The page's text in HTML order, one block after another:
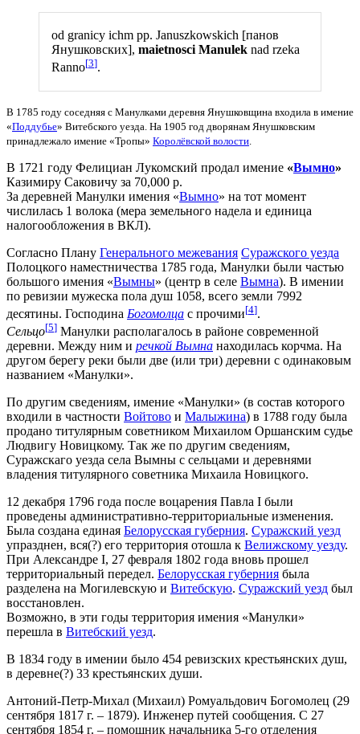
od granicy ichm pp. Januszkowskich [панов
Янушковских], maietnosci Manulek nad rzeka
Ranno[3].
В 1785 году соседняя с Манулками деревня Янушковщина входила в имение
«Поддубье» Витебского уезда. На 1905 год дворянам Янушковским
принадлежало имение «Тропы» Королёвской волости
В 1721 году Фелициан Лукомский продал имение «Вымно»
Казимиру Саковичу за 70,000 р.
За деревней Манулки имения «Вымно» на тот момент
числилась 1 волока (мера земельного надела и единица
налогообложения в ВКЛ).
Согласно Плану Генерального межевания Суражского уезда
Полоцкого наместничества 1785 года, Манулки были частью
большого имения «Вымны» (центр в селе Вымна). В имении
по ревизии мужеска пола душ 1058, всего земли 7992
десятины. Господина Богомолца с прочими[4].
Сельцо[5] Манулки располагалось в районе современной
деревни. Между ним и речкой Вымна находилась корчма. На
другом берегу реки были две (или три) деревни с одинаковым
названием «Манулки».
По другим сведениям, имение «Манулки» (в состав которого
входили в частности Войтово и Малыжина) в 1788 году была
продано титулярным советником Михаилом Оршанским судье
Людвигу Новицкому. Так же по другим сведениям,
Суражскаго уезда села Вымны с сельцами и деревнями
владения титулярного советника Михаила Новицкого.
12 декабря 1796 года после воцарения Павла I были
проведены административно-территориальные изменения.
Была создана единая Белорусская губерния. Суражский уезд
упразднен, вся(?) его территория отошла к Велижскому уезду.
При Александре I, 27 февраля 1802 года вновь прошел
территориальный передел. Белорусская губерния была
разделена на Могилевскую и Витебскую. Суражский уезд был
восстановлен.
Возможно, в эти годы территория имения «Манулки»
перешла в Витебский уезд.
В 1834 году в имении было 454 ревизских крестьянских душ,
в деревне(?) 33 крестьянских души.
Антоний-Петр-Михал (Михаил) Ромуальдович Богомолец (29
сентября 1817 г. – 1879). Инженер путей сообщения. С 27
сентября 1854 г. – помощник начальника 5-го отделения